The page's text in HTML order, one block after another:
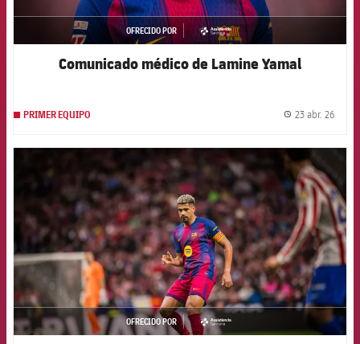
OFRECIDO POR
asistencia
Comunicado médico de Lamine Yamal
PRIMER EQUIPO 23 abr. 26
FCB Barcelona badge
OFRECIDO POR
asistencia